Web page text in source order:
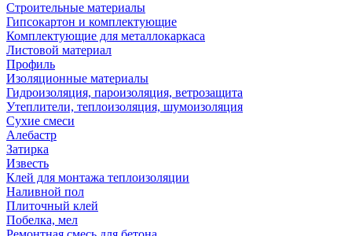
Строительные материалы
Гипсокартон и комплектующие
Комплектующие для металлокаркаса
Листовой материал
Профиль
Изоляционные материалы
Гидроизоляция, пароизоляция, ветрозащита
Утеплители, теплоизоляция, шумоизоляция
Сухие смеси
Алебастр
Затирка
Известь
Клей для монтажа теплоизоляции
Наливной пол
Плиточный клей
Побелка, мел